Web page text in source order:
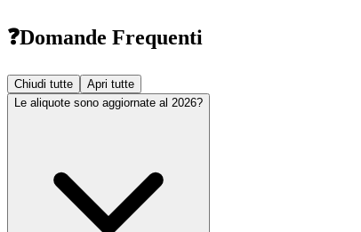
❓Domande Frequenti
Chiudi tutte
Apri tutte
Le aliquote sono aggiornate al 2026?